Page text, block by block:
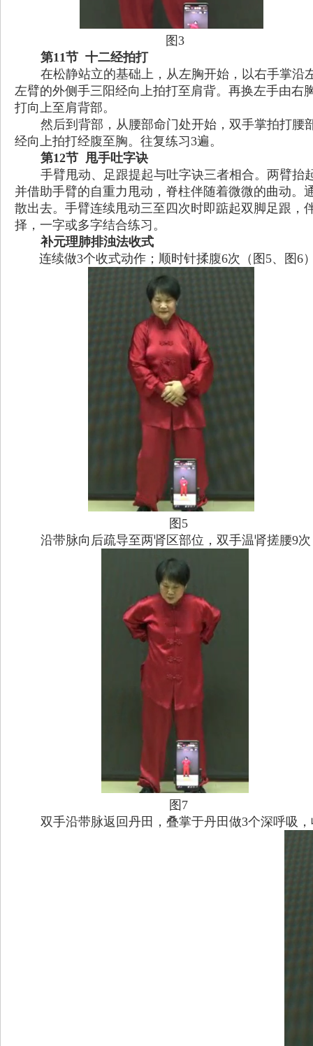
图3
第11节 十二经拍打
在松静站立的基础上，从左胸开始，以右手掌
左臂的外侧手三阳经向上拍打至肩背。再换左手由
打向上至肩背部。
然后到背部，从腰部命门处开始，双手掌拍打
经向上拍打经腹至胸。往复练习 3遍。
第12节 甩手吐字诀
手臂甩动、足跟提起与吐字诀三者相合。两臂
并借助手臂的自重力甩动，脊柱伴随着微微的曲动
散出去。手臂连续甩动三至四次时即踮起双脚足跟
择，一字或多字结合练习。
补元理肺排浊法收式
连续做3个收式动作；顺时针揉腹6次（图5、图6
图5
沿带脉向后疏导至两肾区部位，双手温肾搓腰9
图7
双手沿带脉返回丹田，叠掌于丹田做3个深呼吸